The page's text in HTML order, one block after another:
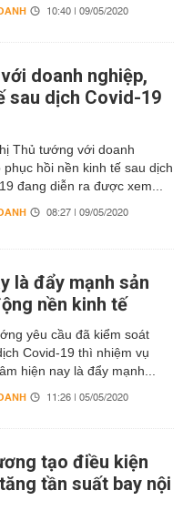
10:40 | 09/05/2020
doanh nghiệp,
sau dịch Covid-19
Thủ tướng với doanh
phục hồi nền kinh tế sau dịch
đang diễn ra được xem...
08:27 | 09/05/2020
là đẩy mạnh sản
nền kinh tế
yêu cầu đã kiểm soát
Covid-19 thì nhiệm vụ
hiện nay là đẩy mạnh...
11:26 | 05/05/2020
tạo điều kiện
tần suất bay nội